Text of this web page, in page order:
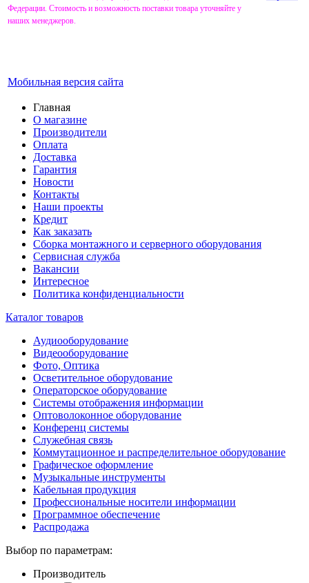
Федерации. Стоимость и возможность поставки товара уточняйте у
наших менеджеров.
Мобильная версия сайта
Главная
О магазине
Производители
Оплата
Доставка
Гарантия
Новости
Контакты
Наши проекты
Кредит
Как заказать
Сборка монтажного и серверного оборудования
Сервисная служба
Вакансии
Интересное
Политика конфиденциальности
Каталог товаров
Аудиооборудование
Видеооборудование
Фото, Оптика
Осветительное оборудование
Операторское оборудование
Системы отображения информации
Оптоволоконное оборудование
Конференц системы
Служебная связь
Коммутационное и распределительное оборудование
Графическое оформление
Музыкальные инструменты
Кабельная продукция
Профессиональные носители информации
Программное обеспечение
Распродажа
Выбор по параметрам:
Производитель